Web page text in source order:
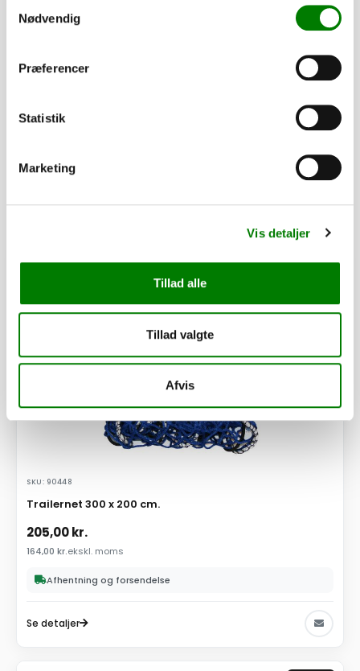
Nødvendig
Præferencer
Statistik
Marketing
Vis detaljer
Tillad alle
Tillad valgte
Afvis
Afhentning og forsendelse tilgængelig
Relaterede varer
SKU: 90448
Trailernet 300 x 200 cm.
205,00kr.
164,00 kr.ekskl. moms
Afhentning og forsendelse
Se detaljer